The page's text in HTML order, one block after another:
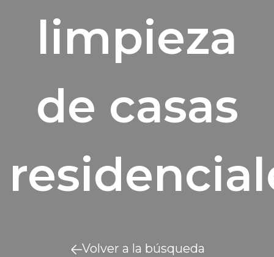
limpieza
de casas
Volver a la búsqueda